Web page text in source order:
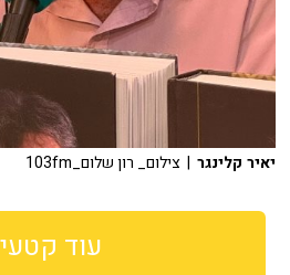
יאיר קלינגר | צילום_ רון שלום_103fm
עוד